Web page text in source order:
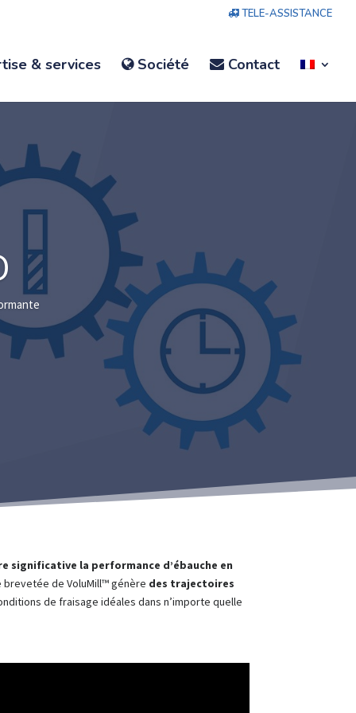
TELE-ASSISTANCE
& services Société Contact
significative la performance d’ébauche en
brevetée de VoluMill™ génère des trajectoires
de fraisage idéales dans n’importe quelle